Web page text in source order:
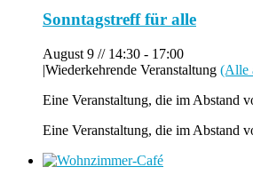
Sonntagstreff für alle
August 9 // 14:30 - 17:00
|Wiederkehrende Veranstaltung (Alle
Eine Veranstaltung, die im Abstand
Eine Veranstaltung, die im Abstand